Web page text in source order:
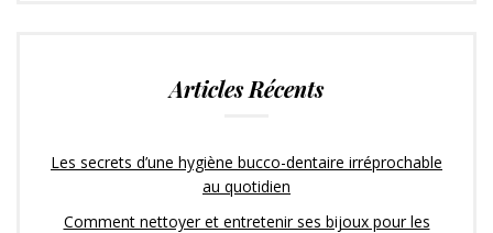
Articles Récents
Les secrets d’une hygiène bucco-dentaire irréprochable
au quotidien
Comment nettoyer et entretenir ses bijoux pour les